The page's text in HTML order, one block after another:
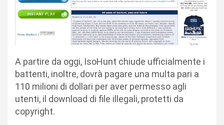
A partire da oggi, IsoHunt chiude ufficialmente i
battenti, inoltre, dovrà pagare una multa pari a
110 milioni di dollari per aver permesso agli
utenti, il download di file illegali, protetti da
copyright.